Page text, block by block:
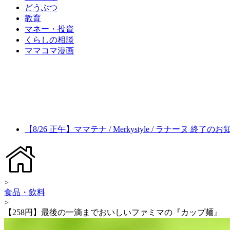
どうぶつ
教育
マネー・投資
くらしの相談
ママコマ漫画
【8/26 正午】ママテナ / Merkystyle / ラナーヌ 終了のお
>
食品・飲料
>
【258円】最後の一滴までおいしいファミマの『カップ麺』